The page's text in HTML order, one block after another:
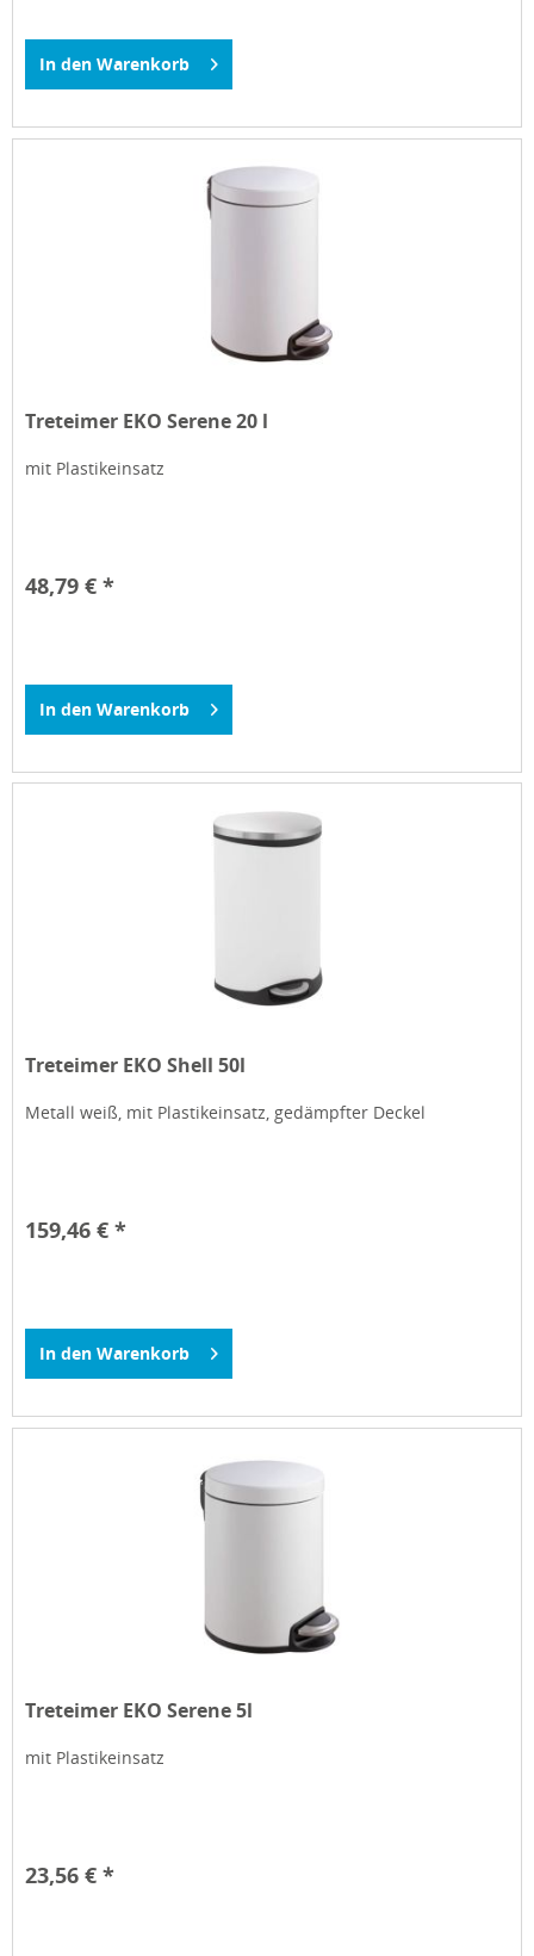
In den Warenkorb
Treteimer EKO Serene 20 l
mit Plastikeinsatz
48,79 € *
In den Warenkorb
Treteimer EKO Shell 50l
Metall weiß, mit Plastikeinsatz, gedämpfter Deckel
159,46 € *
In den Warenkorb
Treteimer EKO Serene 5l
mit Plastikeinsatz
23,56 € *